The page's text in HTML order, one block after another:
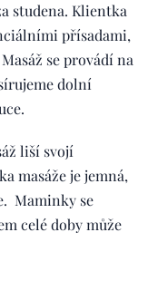
studena. Klientka
přísadami,
se provádí na
dolní
liší svojí
masáže je jemná,
Maminky se
celé doby může